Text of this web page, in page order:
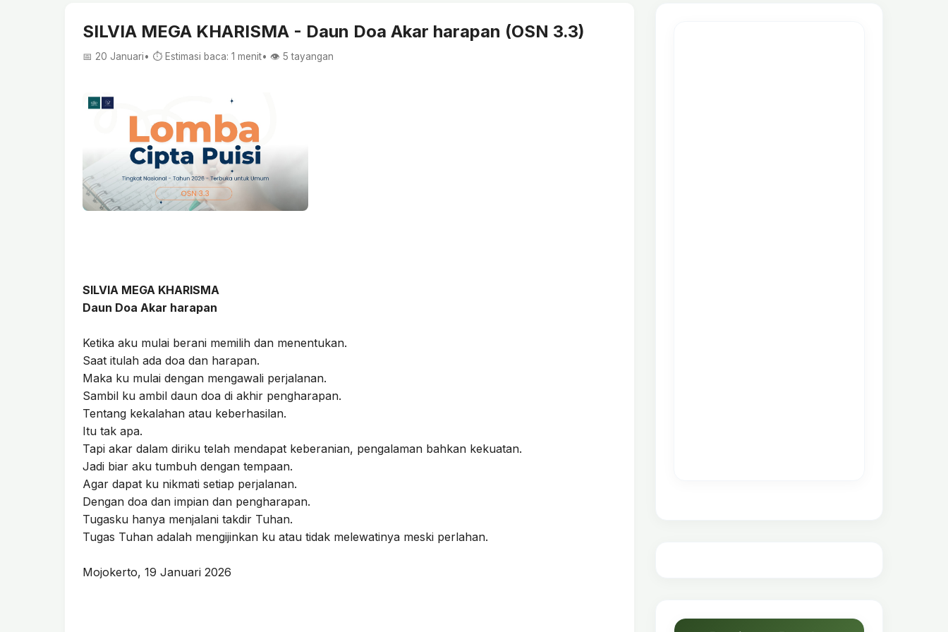
SILVIA MEGA KHARISMA - Daun Doa Akar harapan (OSN 3.3)
📅 20 Januari• ⏱ Estimasi baca: 1 menit• 👁️ 5 tayangan
SILVIA MEGA KHARISMA
Daun Doa Akar harapan
Ketika aku mulai berani memilih dan menentukan.
Saat itulah ada doa dan harapan.
Maka ku mulai dengan mengawali perjalanan.
Sambil ku ambil daun doa di akhir pengharapan.
Tentang kekalahan atau keberhasilan.
Itu tak apa.
Tapi akar dalam diriku telah mendapat keberanian, pengalaman bahkan kekuatan.
Jadi biar aku tumbuh dengan tempaan.
Agar dapat ku nikmati setiap perjalanan.
Dengan doa dan impian dan pengharapan.
Tugasku hanya menjalani takdir Tuhan.
Tugas Tuhan adalah mengijinkan ku atau tidak melewatinya meski perlahan.
Mojokerto, 19 Januari 2026